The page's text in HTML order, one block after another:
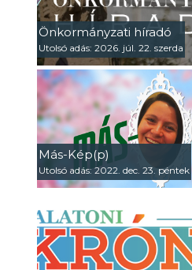
Önkormányzati híradó
Utolsó adás: 2026. júl. 22. szerda
Más-Kép(p)
Utolsó adás: 2022. dec. 23. péntek